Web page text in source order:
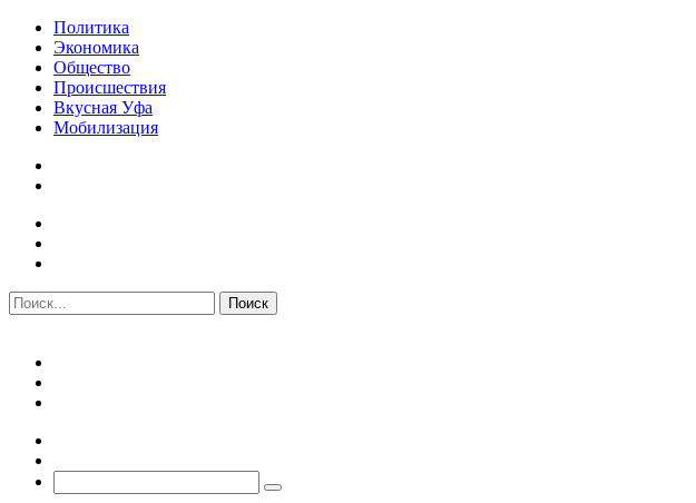
Политика
Экономика
Общество
Происшествия
Вкусная Уфа
Мобилизация